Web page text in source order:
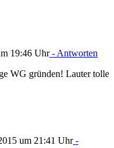
19:46 Uhr- Antworten
WG gründen! Lauter tolle
um 21:41 Uhr-